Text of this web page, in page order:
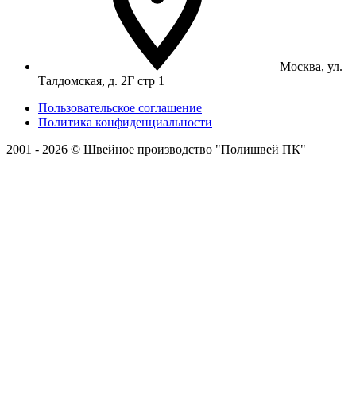
Москва, ул.
Талдомская, д. 2Г стр 1
Пользовательское соглашение
Политика конфиденциальности
2001 - 2026 © Швейное производство "Полишвей ПК"